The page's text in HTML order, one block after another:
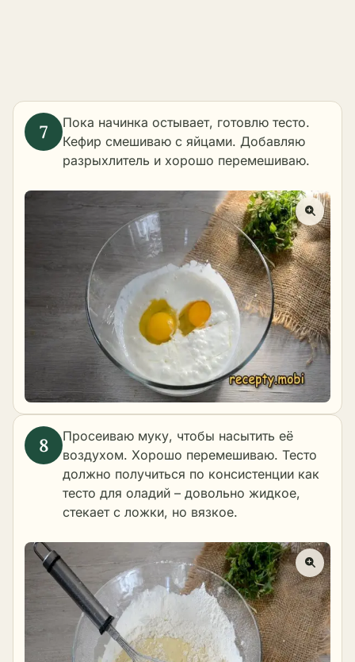
Пока начинка остывает, готовлю тесто.
Кефир смешиваю с яйцами. Добавляю
разрыхлитель и хорошо перемешиваю.
Просеиваю муку, чтобы насытить её
воздухом. Хорошо перемешиваю. Тесто
должно получиться по консистенции как
тесто для оладий – довольно жидкое,
стекает с ложки, но вязкое.